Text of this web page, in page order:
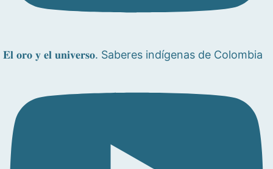
𝐄𝐥 𝐨𝐫𝐨 𝐲 𝐞𝐥 𝐮𝐧𝐢𝐯𝐞𝐫𝐬𝐨. Saberes indígenas de Colombia